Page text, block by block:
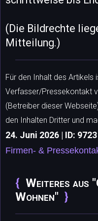
(Die Bildrechte
Mitteilung.)
Für den Inhalt des Artikels
Verfasser/Pressekontakt
(Betreiber dieser
den Inhalten Dritter und
24. Juni 2026 | ID: 9723
Firmen- &
Weiteres aus
Wohnen"